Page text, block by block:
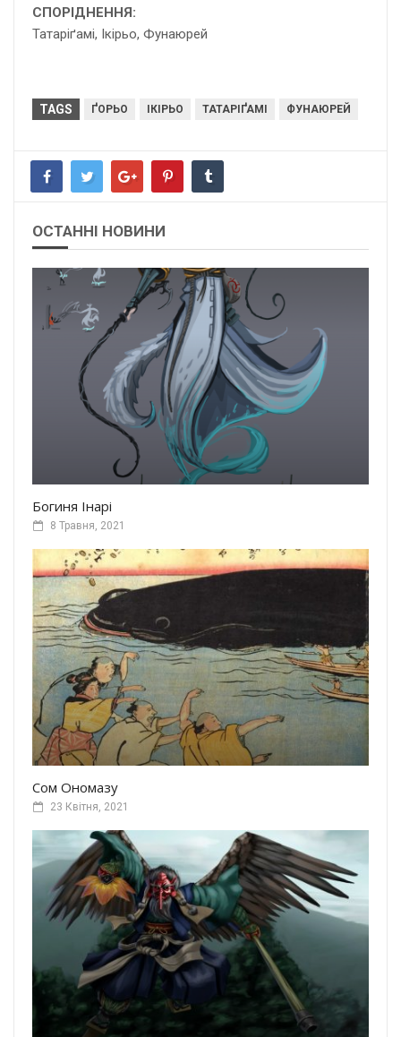
СПОРІДНЕННЯ:
Татаріґамі, Ікірьо, Фунаюрей
TAGS ҐОРЬО ІКІРЬО ТАТАРІҐАМІ ФУНАЮРЕЙ
ОСТАННІ НОВИНИ
Богиня Інарі
8 Травня, 2021
Сом Ономазу
23 Квітня, 2021